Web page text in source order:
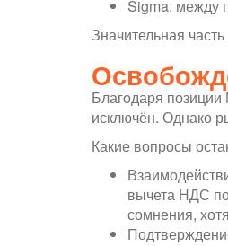
Sigma: между
Значительная
Благодаря
исключён. Однако
Какие вопросы
вычета НДС
сомнения,